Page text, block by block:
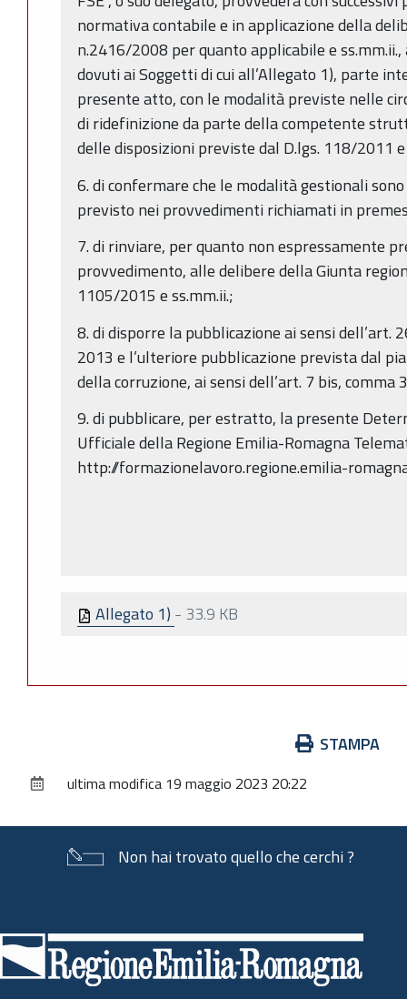
normativa contabile e in applicazione della
n.2416/2008 per quanto applicabile e
dovuti ai Soggetti di cui all’Allegato 1), parte
presente atto, con le modalità previste nelle
di ridefinizione da parte della competente
delle disposizioni previste dal D.lgs. 118/2011
6. di confermare che le modalità gestionali
previsto nei provvedimenti richiamati in
7. di rinviare, per quanto non espressamente
provvedimento, alle delibere della Giunta
1105/2015 e ss.mm.ii.;
8. di disporre la pubblicazione ai sensi dell’art.
2013 e l’ulteriore pubblicazione prevista dal
della corruzione, ai sensi dell’art. 7 bis, comma
9. di pubblicare, per estratto, la presente
Ufficiale della Regione Emilia-Romagna
http://formazionelavoro.regione.emilia-
Allegato 1) - 33.9 KB
documento
STAMPA
ultima modifica 19 maggio 2023 20:22
Non hai trovato quello che cerchi ?
di
pagina